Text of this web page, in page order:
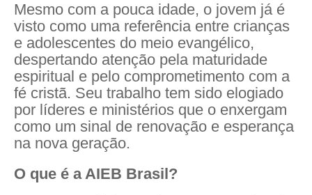
Mesmo com a pouca idade, o jovem já é
visto como uma referência entre crianças
e adolescentes do meio evangélico,
despertando atenção pela maturidade
espiritual e pelo comprometimento com a
fé cristã. Seu trabalho tem sido elogiado
por líderes e ministérios que o enxergam
como um sinal de renovação e esperança
na nova geração.
O que é a AIEB Brasil?